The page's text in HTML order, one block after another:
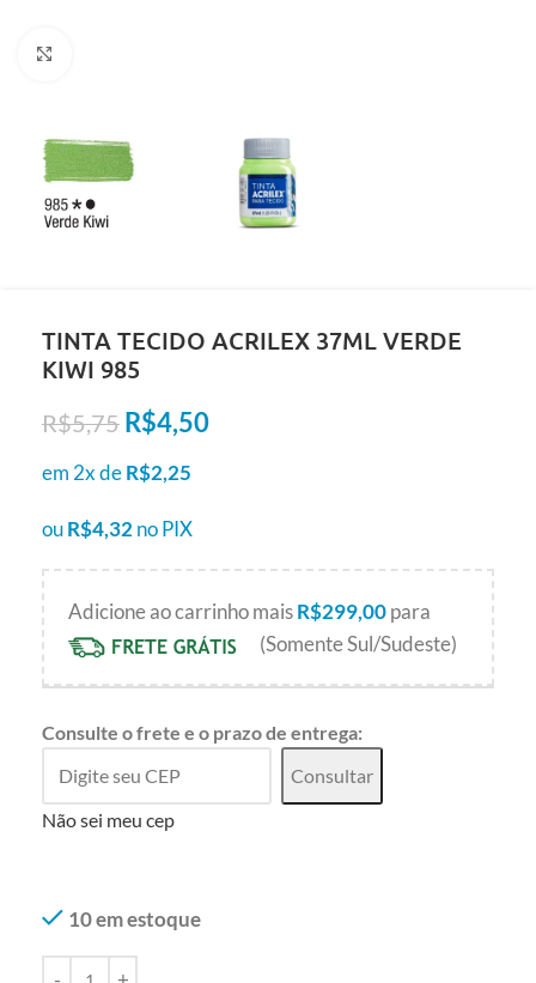
TINTA TECIDO ACRILEX 37ML VERDE
KIWI 985
R$5,75 R$4,50
em 2x deR$2,25
ouR$4,32no PIX
Adicione ao carrinho maisR$299,00para
(Somente Sul/Sudeste)
Consulte o frete e o prazo de entrega:
Consultar
Não sei meu cep
10 em estoque